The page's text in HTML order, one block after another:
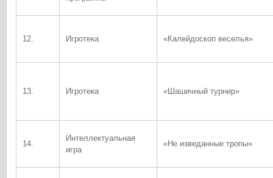
12. Игротека «Калейдоскоп веселья»
13. Игротека «Шашичный турнир»
14.
Интеллектуальная
игра
«Не изведанные тропы»